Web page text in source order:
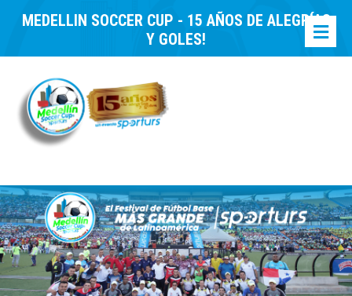
MEDELLIN SOCCER CUP - 15 AÑOS DE ALEGRÍAS
Y GOLES!